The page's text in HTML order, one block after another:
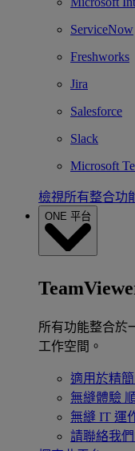
ServiceNow
Freshworks
Jira
Salesforce
Slack
Microsoft
檢視所有整合功
ONE 平台
所有功能整合於
工作空間。
適用於精
無縫體驗
無縫 IT 運
請聯絡我